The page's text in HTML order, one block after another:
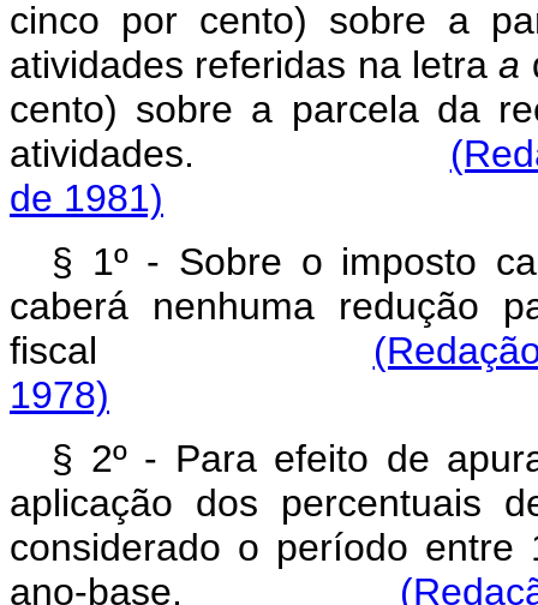
cinco por cento) sobre a
atividades referidas na letraa
cento) sobre a parcela da
atividades.
de 1981)
§ 1º - Sobre o imposto
caberá nenhuma redução
fiscal
1978)
§ 2º - Para efeito de
aplicação dos percentuais
considerado o período
ano-base.